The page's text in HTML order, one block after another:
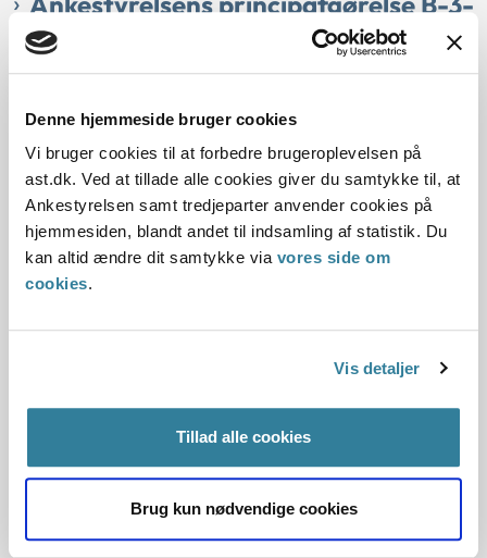
Denne hjemmeside bruger cookies
Vi bruger cookies til at forbedre brugeroplevelsen på
ast.dk. Ved at tillade alle cookies giver du samtykke til, at
Ankestyrelsen samt tredjeparter anvender cookies på
hjemmesiden, blandt andet til indsamling af statistik. Du
kan altid ændre dit samtykke via vores side om
cookies.
Vis detaljer
Tillad alle cookies
Brug kun nødvendige cookies
00
Serviceloven Børnetilskudsloven
Tilbagebetaling
Oplysningspligt
Mod bedre vidende
Fælles husførelse
Ordinært og ekstra børnetilskud
Ægteskabslignende forhold
Bevis
Ombygning Historisk
Udbetaling Danmark
Kommunal
Resume:
Ankestyrelsens principafgørelse B-1-
99
Børnetilskudsloven Tilbagebetaling
Mod bedre vidende